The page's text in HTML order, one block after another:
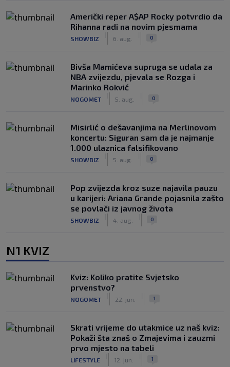
Američki reper A$AP Rocky potvrdio da
Rihanna radi na novim pjesmama
SHOWBIZ 6. aug. 0
Bivša Mamićeva supruga se udala za
NBA zvijezdu, pjevala se Rozga i
Marinko Rokvić
NOGOMET 5. aug. 0
Misirlić o dešavanjima na Merlinovom
koncertu: Siguran sam da je najmanje
1.000 ulaznica falsifikovano
SHOWBIZ 5. aug. 0
Pop zvijezda kroz suze najavila pauzu
u karijeri: Ariana Grande pojasnila zašto
se povlači iz javnog života
SHOWBIZ 4. aug. 0
N1 KVIZ
Kviz: Koliko pratite Svjetsko
prvenstvo?
NOGOMET 22. jun. 1
Skrati vrijeme do utakmice uz naš kviz:
Pokaži šta znaš o Zmajevima i zauzmi
prvo mjesto na tabeli
LIFESTYLE 12. jun. 1